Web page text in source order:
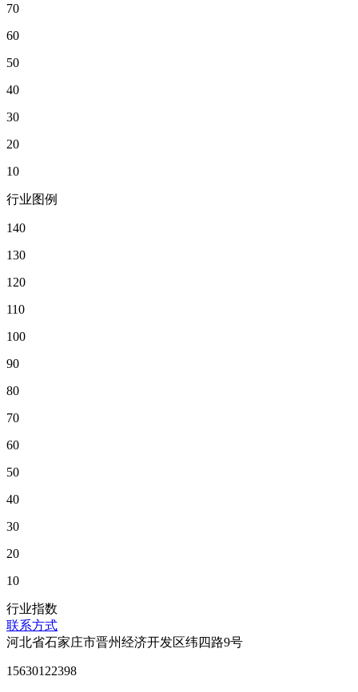
70
60
50
40
30
20
10
行业图例
140
130
120
110
100
90
80
70
60
50
40
30
20
10
行业指数
联系方式
河北省石家庄市晋州经济开发区纬四路9号
15630122398